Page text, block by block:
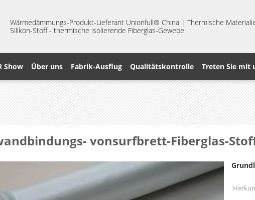
Wärmedämmungs-Produkt-Lieferant Unionfull® China | Thermische
Silikon-Stoff - thermische isolierende Fiberglas-Gewebe
Show Über uns Fabrik-Ausflug Qualitätskontrolle Treten Sie mit
vonsurfbrett-Fiberglas-